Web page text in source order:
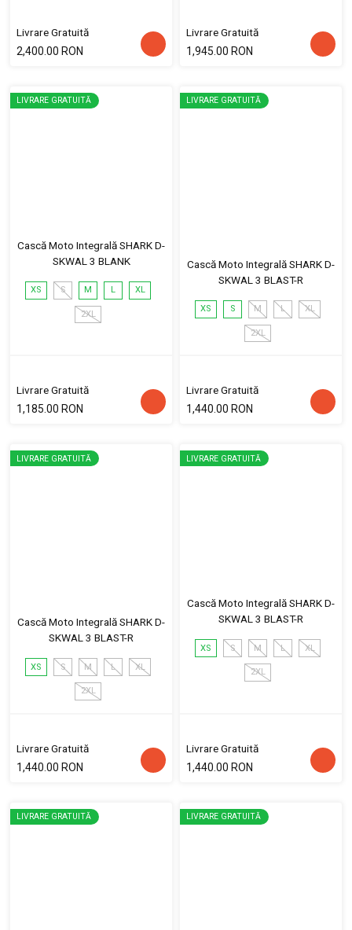
Livrare Gratuită
2,400.00 RON
Livrare Gratuită
1,945.00 RON
LIVRARE GRATUITĂ
Cască Moto Integrală SHARK D-
SKWAL 3 BLANK
XS S M L XL
2XL
Livrare Gratuită
1,185.00 RON
LIVRARE GRATUITĂ
Cască Moto Integrală SHARK D-
SKWAL 3 BLAST-R
XS S M L XL
2XL
Livrare Gratuită
1,440.00 RON
LIVRARE GRATUITĂ
Cască Moto Integrală SHARK D-
SKWAL 3 BLAST-R
XS S M L XL
2XL
Livrare Gratuită
1,440.00 RON
LIVRARE GRATUITĂ
Cască Moto Integrală SHARK D-
SKWAL 3 BLAST-R
XS S M L XL
2XL
Livrare Gratuită
1,440.00 RON
LIVRARE GRATUITĂ LIVRARE GRATUITĂ